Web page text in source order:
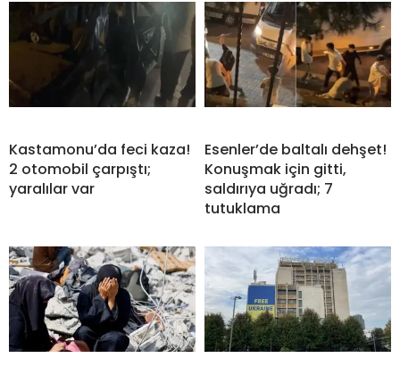
Kastamonu’da feci kaza!
2 otomobil çarpıştı;
yaralılar var
Esenler’de baltalı dehşet!
Konuşmak için gitti,
saldırıya uğradı; 7
tutuklama